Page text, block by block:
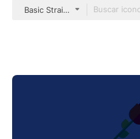
Basic Straight Flat